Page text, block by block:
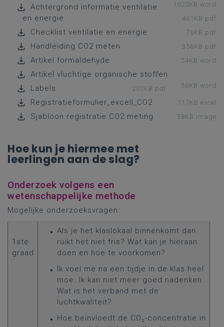
1020KB word
Achtergrond informatie ventilatie
en energie
461KB pdf
Checklist ventilatie en energie 76KB pdf
Handleiding CO2 meten 356KB pdf
Artikel formaldehyde 54KB word
Artikel vluchtige organische stoffen
56KB word
Labels 202KB pdf
Registratieformulier_excell_CO2 117KB excel
Sjabloon registratie CO2 meting 38KB image
Hoe kun je hiermee met
leerlingen aan de slag?
Onderzoek volgens een
wetenschappelijke methode
Mogelijke onderzoeksvragen:
1ste
graad
Als je het klaslokaal binnenkomt dan
ruikt het niet fris? Wat kan je hieraan
doen en hoe te voorkomen?
Ik voel me na een tijdje in de klas heel
moe. Ik kan niet meer goed nadenken.
Wat is het verband met de
luchtkwaliteit?
Hoe beïnvloedt de CO₂-concentratie in